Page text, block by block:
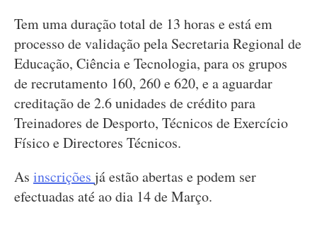
Tem uma duração total de 13 horas e está em
processo de validação pela Secretaria Regional de
Educação, Ciência e Tecnologia, para os grupos
de recrutamento 160, 260 e 620, e a aguardar
creditação de 2.6 unidades de crédito para
Treinadores de Desporto, Técnicos de Exercício
Físico e Directores Técnicos.
As inscrições já estão abertas e podem ser
efectuadas até ao dia 14 de Março.